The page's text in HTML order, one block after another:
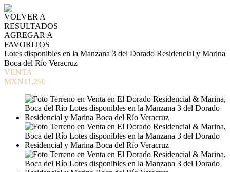
VOLVER A
RESULTADOS
AGREGAR A
FAVORITOS
Lotes disponibles en la Manzana 3 del Dorado Residencial y Marina
Boca del Río Veracruz
VENTA
MXN11,250